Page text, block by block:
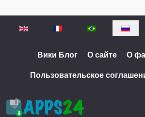
Выберите язык
Вики Блог О сайте О
Пользовательское